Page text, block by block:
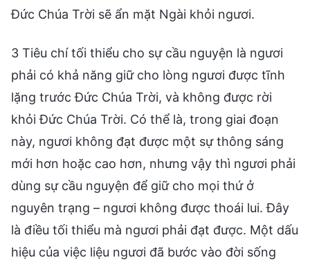
Đức Chúa Trời sẽ ẩn mặt Ngài khỏi ngươi.
3 Tiêu chí tối thiểu cho sự cầu nguyện là ngươi
phải có khả năng giữ cho lòng ngươi được tĩnh
lặng trước Đức Chúa Trời, và không được rời
khỏi Đức Chúa Trời. Có thể là, trong giai đoạn
này, ngươi không đạt được một sự thông sáng
mới hơn hoặc cao hơn, nhưng vậy thì ngươi phải
dùng sự cầu nguyện để giữ cho mọi thứ ở
nguyên trạng – ngươi không được thoái lui. Đây
là điều tối thiểu mà ngươi phải đạt được. Một dấu
hiệu của việc liệu ngươi đã bước vào đời sống